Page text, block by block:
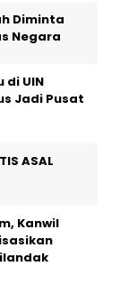
Diminta
Negara
di UIN
Jadi Pusat
ASAL
Kanwil